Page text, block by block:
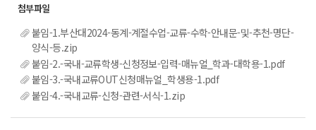
붙임-1.부산대2024-동계-계절수업-교류-수학-안내문-및-추천-명단-
양식-등.zip
붙임-2.-국내-교류학생-신청정보-입력-매뉴얼_학과-대학용-1.pdf
붙임-3.-국내교류OUT신청매뉴얼_학생용-1.pdf
붙임-4.-국내교류-신청-관련-서식-1.zip